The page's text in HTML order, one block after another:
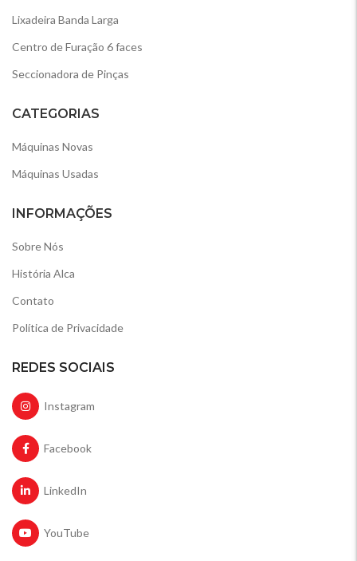
Lixadeira Banda Larga
Centro de Furação 6 faces
Seccionadora de Pinças
CATEGORIAS
Máquinas Novas
Máquinas Usadas
INFORMAÇÕES
Sobre Nós
História Alca
Contato
Política de Privacidade
REDES SOCIAIS
Instagram
Facebook
LinkedIn
YouTube